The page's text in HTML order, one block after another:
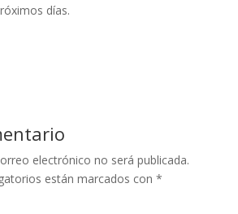
días.
electrónico no será publicada.
están marcados con *